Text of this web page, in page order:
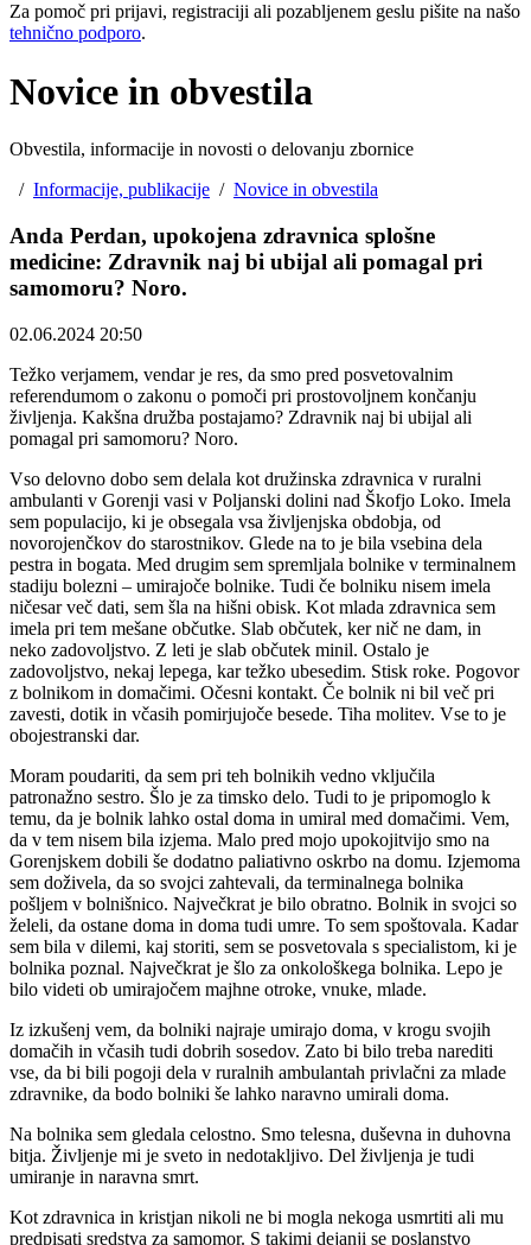
Za pomoč pri prijavi, registraciji ali pozabljenem geslu pišite na našo
tehnično podporo.
Novice in obvestila
Obvestila, informacije in novosti o delovanju zbornice
/ Informacije, publikacije / Novice in obvestila
Anda Perdan, upokojena zdravnica splošne
medicine: Zdravnik naj bi ubijal ali pomagal pri
samomoru? Noro.
02.06.2024 20:50
Težko verjamem, vendar je res, da smo pred posvetovalnim
referendumom o zakonu o pomoči pri prostovoljnem končanju
življenja. Kakšna družba postajamo? Zdravnik naj bi ubijal ali
pomagal pri samomoru? Noro.
Vso delovno dobo sem delala kot družinska zdravnica v ruralni
ambulanti v Gorenji vasi v Poljanski dolini nad Škofjo Loko. Imela
sem populacijo, ki je obsegala vsa življenjska obdobja, od
novorojenčkov do starostnikov. Glede na to je bila vsebina dela
pestra in bogata. Med drugim sem spremljala bolnike v terminalnem
stadiju bolezni – umirajoče bolnike. Tudi če bolniku nisem imela
ničesar več dati, sem šla na hišni obisk. Kot mlada zdravnica sem
imela pri tem mešane občutke. Slab občutek, ker nič ne dam, in
neko zadovoljstvo. Z leti je slab občutek minil. Ostalo je
zadovoljstvo, nekaj lepega, kar težko ubesedim. Stisk roke. Pogovor
z bolnikom in domačimi. Očesni kontakt. Če bolnik ni bil več pri
zavesti, dotik in včasih pomirjujoče besede. Tiha molitev. Vse to je
obojestranski dar.
Moram poudariti, da sem pri teh bolnikih vedno vključila
patronažno sestro. Šlo je za timsko delo. Tudi to je pripomoglo k
temu, da je bolnik lahko ostal doma in umiral med domačimi. Vem,
da v tem nisem bila izjema. Malo pred mojo upokojitvijo smo na
Gorenjskem dobili še dodatno paliativno oskrbo na domu. Izjemoma
sem doživela, da so svojci zahtevali, da terminalnega bolnika
pošljem v bolnišnico. Največkrat je bilo obratno. Bolnik in svojci so
želeli, da ostane doma in doma tudi umre. To sem spoštovala. Kadar
sem bila v dilemi, kaj storiti, sem se posvetovala s specialistom, ki je
bolnika poznal. Največkrat je šlo za onkološkega bolnika. Lepo je
bilo videti ob umirajočem majhne otroke, vnuke, mlade.
Iz izkušenj vem, da bolniki najraje umirajo doma, v krogu svojih
domačih in včasih tudi dobrih sosedov. Zato bi bilo treba narediti
vse, da bi bili pogoji dela v ruralnih ambulantah privlačni za mlade
zdravnike, da bodo bolniki še lahko naravno umirali doma.
Na bolnika sem gledala celostno. Smo telesna, duševna in duhovna
bitja. Življenje mi je sveto in nedotakljivo. Del življenja je tudi
umiranje in naravna smrt.
Kot zdravnica in kristjan nikoli ne bi mogla nekoga usmrtiti ali mu
predpisati sredstva za samomor. S takimi dejanji se poslanstvo